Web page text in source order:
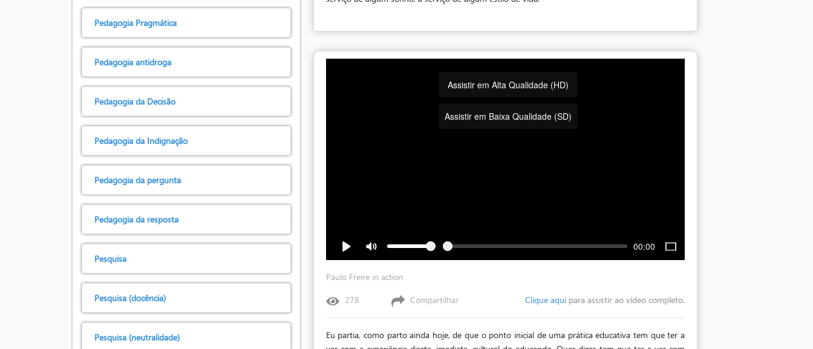
Pedagogia Pragmática
Pedagogia antidroga
Pedagogia da Decisão
Pedagogia da Indignação
Pedagogia da pergunta
Pedagogia da resposta
Pesquisa
Pesquisa (docência)
Pesquisa (neutralidade)
Assistir em Alta Qualidade (HD)
Assistir em Baixa Qualidade (SD)
00:00
Paulo Freire in action
278
Compartilhar Clique aquipara assistir ao vídeo completo.
Eu partia, como parto ainda hoje, de que o ponto inicial de uma prática educativa tem que ter a